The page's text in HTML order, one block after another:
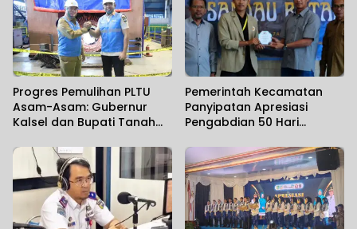
Progres Pemulihan PLTU
Asam-Asam: Gubernur
Kalsel dan Bupati Tanah
Infrastruktur Kelistrikan
Pemerintah Kecamatan
Panyipatan Apresiasi
Pengabdian 50 Hari